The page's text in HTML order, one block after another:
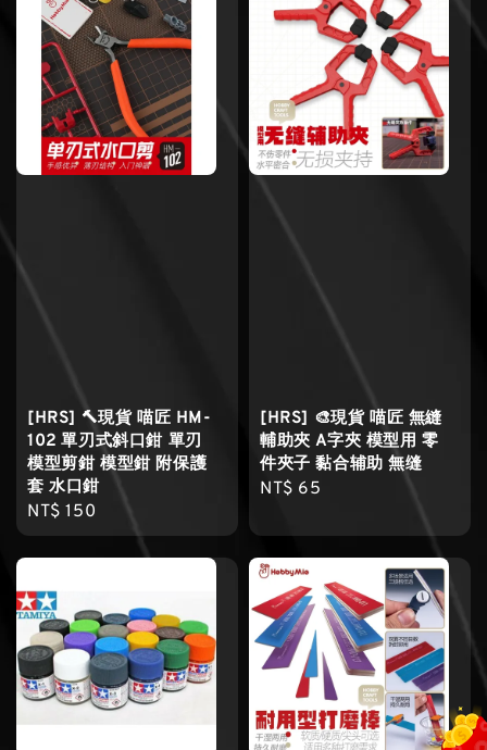
[HRS] 🔨現貨 喵匠 HM-
102 單刃式斜口鉗 單刃
模型剪鉗 模型鉗 附保護
套 水口鉗
Regular
price
NT$ 150
[HRS] 🎨現貨 喵匠 無縫
輔助夾 A字夾 模型用 零
件夾子 黏合辅助 無缝
Regular
NT$ 65